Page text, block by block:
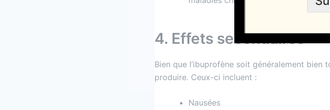
4. Effets secondaires
Bien que l’ibuprofène soit généralement
produire. Ceux-ci incluent :
Nausées